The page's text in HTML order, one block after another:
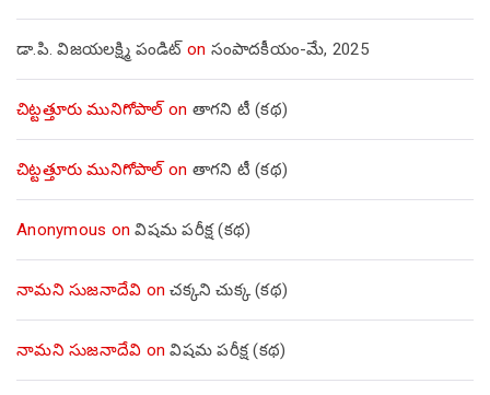
డా.పి. విజయలక్ష్మి పండిట్ on సంపాదకీయం-మే, 2025
చిట్టత్తూరు మునిగోపాల్on తాగని టీ (కథ)
చిట్టత్తూరు మునిగోపాల్on తాగని టీ (కథ)
Anonymous onవిషమ పరీక్ష (క‌థ‌)
నామని సుజనాదేవి onచక్కని చుక్క (కథ)
నామని సుజనాదేవి onవిషమ పరీక్ష (క‌థ‌)